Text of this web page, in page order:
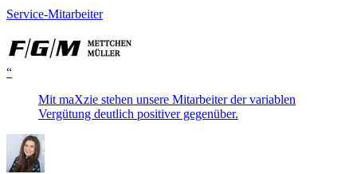
Service-Mitarbeiter
“
Mit maXzie stehen unsere Mitarbeiter der variablen
Vergütung deutlich positiver gegenüber.